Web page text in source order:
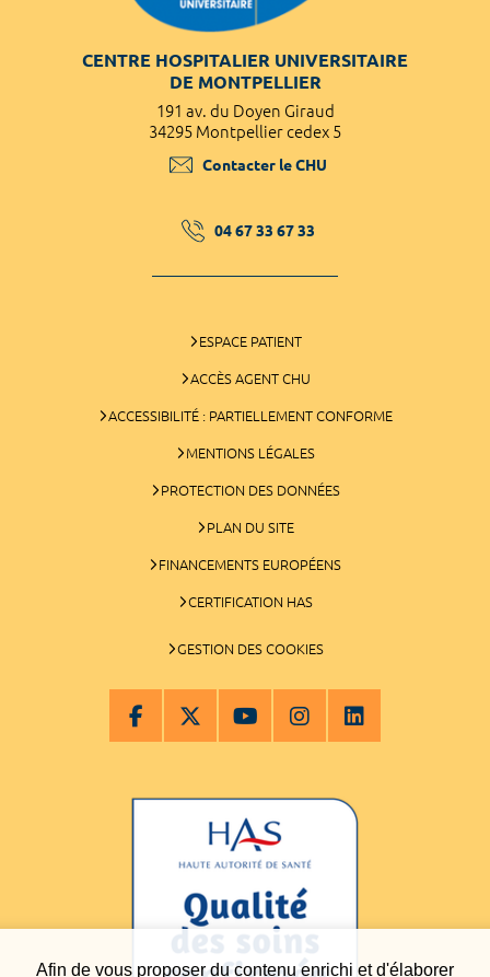
Afin de vous proposer du contenu enrichi et d'élaborer
CENTRE HOSPITALIER UNIVERSITAIRE
DE MONTPELLIER
191 av. du Doyen Giraud
34295 Montpellier cedex 5
Contacter le CHU
04 67 33 67 33
ESPACE PATIENT
ACCÈS AGENT CHU
ACCESSIBILITÉ : PARTIELLEMENT CONFORME
MENTIONS LÉGALES
PROTECTION DES DONNÉES
PLAN DU SITE
FINANCEMENTS EUROPÉENS
CERTIFICATION HAS
GESTION DES COOKIES